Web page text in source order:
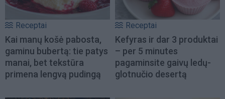
Receptai
Kai manų košė pabosta,
gaminu bubertą: tie patys
manai, bet tekstūra
primena lengvą pudingą
Receptai
Kefyras ir dar 3 produktai
– per 5 minutes
pagaminsite gaivų ledų-
glotnučio desertą